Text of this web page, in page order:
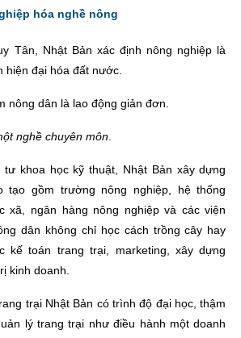
p hóa nghề nông
Tân, Nhật Bản xác định nông nghiệp là
hiện đại hóa đất nước.
nông dân là lao động giản đơn.
nghề chuyên môn
khoa học kỹ thuật, Nhật Bản xây dựng
tạo gồm trường nông nghiệp, hệ thống
xã , ngân hàng nông nghiệp và các viện
dân không chỉ học cách trồng cây hay
kế toán trang trại, marketing, xây dựng
kinh doanh.
trại Nhật Bản có trình độ đại học, thậm
ản lý trang trại như điều hành một doanh